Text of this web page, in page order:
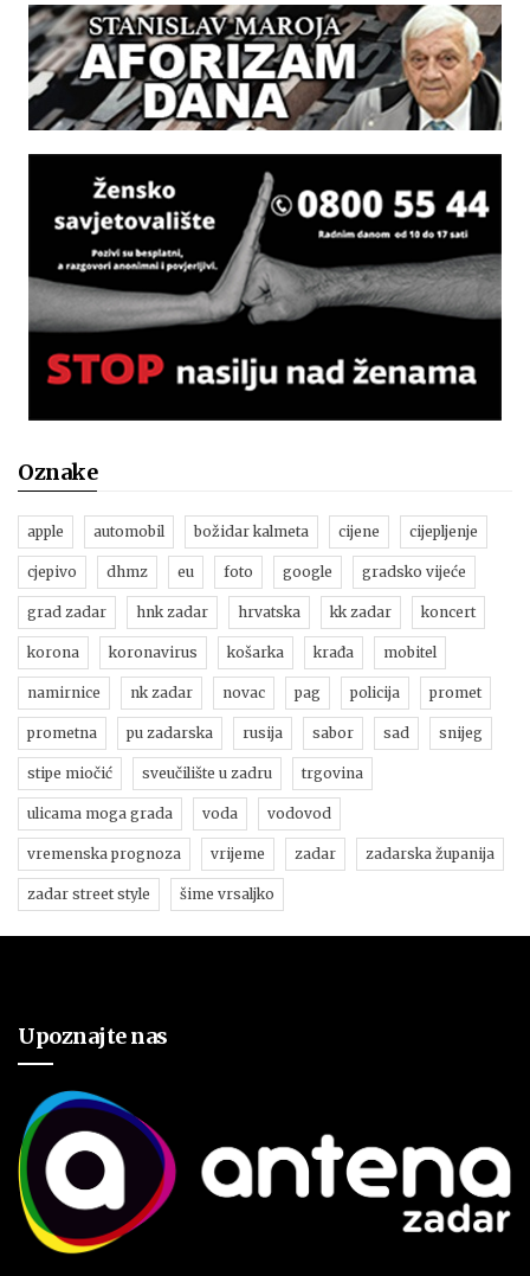
Oznake
apple automobil božidar kalmeta cijene cijepljenje
cjepivo dhmz eu foto google gradsko vijeće
grad zadar hnk zadar hrvatska kk zadar koncert
korona koronavirus košarka krađa mobitel
namirnice nk zadar novac pag policija promet
prometna pu zadarska rusija sabor sad snijeg
stipe miočić sveučilište u zadru trgovina
ulicama moga grada voda vodovod
vremenska prognoza vrijeme zadar zadarska županija
zadar street style šime vrsaljko
Upoznajte nas